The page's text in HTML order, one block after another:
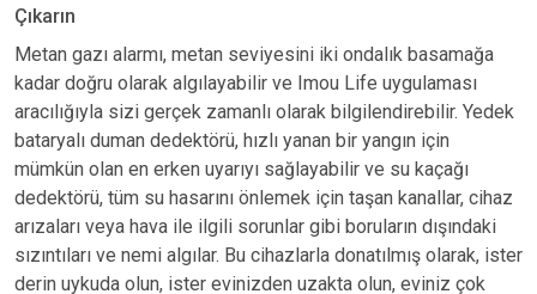
Çıkarın
Metan gazı alarmı, metan seviyesini iki ondalık basamağa
kadar doğru olarak algılayabilir ve Imou Life uygulaması
aracılığıyla sizi gerçek zamanlı olarak bilgilendirebilir. Yedek
bataryalı duman dedektörü, hızlı yanan bir yangın için
mümkün olan en erken uyarıyı sağlayabilir ve su kaçağı
dedektörü, tüm su hasarını önlemek için taşan kanallar, cihaz
arızaları veya hava ile ilgili sorunlar gibi boruların dışındaki
sızıntıları ve nemi algılar. Bu cihazlarla donatılmış olarak, ister
derin uykuda olun, ister evinizden uzakta olun, eviniz çok